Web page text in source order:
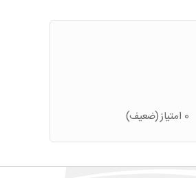
0 امتیاز (ضعیف)